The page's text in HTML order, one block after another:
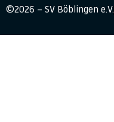
©2026 – SV Böblingen e.V.